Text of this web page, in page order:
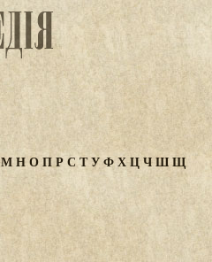
МНОПРСТУФХЦЧШЩ